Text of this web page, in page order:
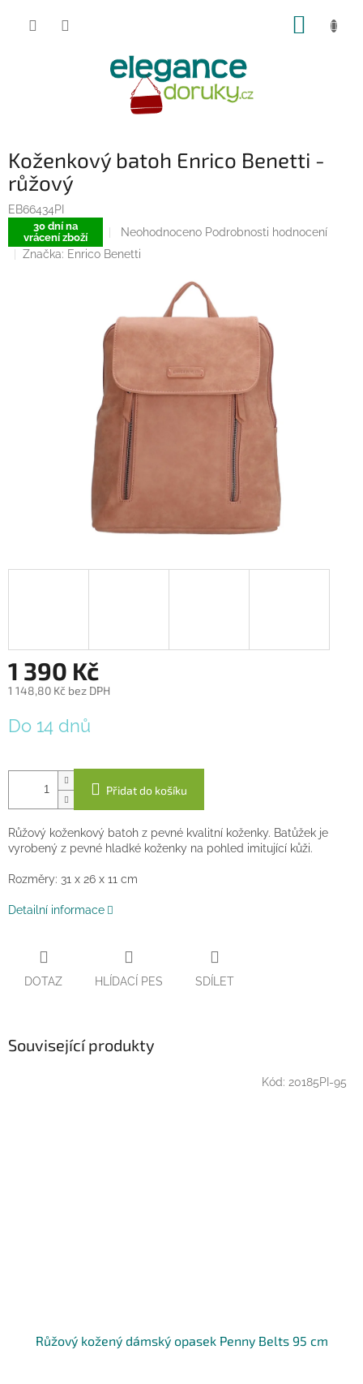
Koženkový batoh Enrico Benetti -
růžový
EB66434PI
30 dní na
vrácení zboží
Průměrné
hodnocení
produktu
5
Neohodnoceno Podrobnosti hodnocení
Značka: Enrico Benetti
1 390 Kč
1 148,80 Kč bez DPH
cena:
Do 14 dnů
Přidat do košíku
Růžový koženkový batoh z pevné kvalitní koženky. Batůžek je
vyrobený z pevné hladké koženky na pohled imitující kůži.
Rozměry: 31 x 26 x 11 cm
Detailní informace
DOTAZ HLÍDACÍ PES SDÍLET
Související produkty
Růžový kožený dámský opasek Penny Belts 95 cm
Kód: 20185PI-95